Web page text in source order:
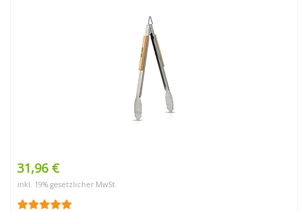
31,96 €
inkl. 19% gesetzlicher MwSt.